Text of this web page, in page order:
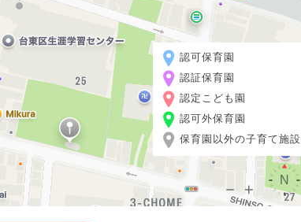
認可保育園
認証保育園
認定こども園
認可外保育園
保育園以外の子育て施設